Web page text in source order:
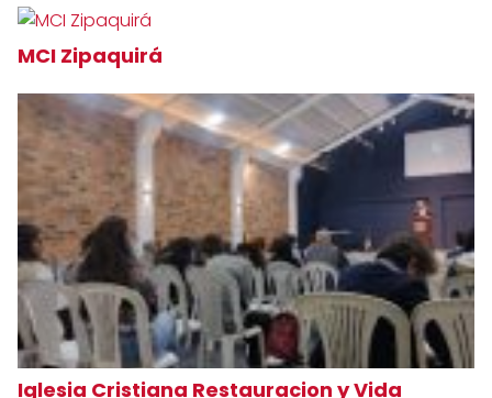
MCI Zipaquirá
Iglesia Cristiana Restauracion y Vida